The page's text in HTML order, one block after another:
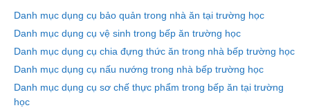
Danh mục dụng cụ bảo quản trong nhà ăn tại trường học
Danh mục dụng cụ vệ sinh trong bếp ăn trường học
Danh mục dụng cụ chia đựng thức ăn trong nhà bếp trường học
Danh mục dụng cụ nấu nướng trong nhà bếp trường học
Danh mục dụng cụ sơ chế thực phẩm trong bếp ăn tại trường
học